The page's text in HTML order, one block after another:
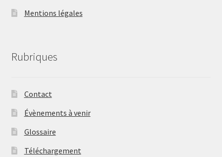
Mentions légales
Rubriques
Contact
Évènements à venir
Glossaire
Téléchargement